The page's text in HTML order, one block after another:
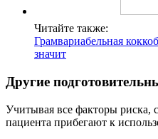
Читайте также:
Грамвариабельная
значит
Другие
Учитывая все факторы риска,
пациента прибегают к